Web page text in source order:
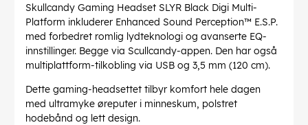
Skullcandy Gaming Headset SLYR Black Digi Multi-
Platform inkluderer Enhanced Sound Perception™ E.S.P.
med forbedret romlig lydteknologi og avanserte EQ-
innstillinger. Begge via Scullcandy-appen. Den har også
multiplattform-tilkobling via USB og 3,5 mm (120 cm).
Dette gaming-headsettet tilbyr komfort hele dagen
med ultramyke øreputer i minneskum, polstret
hodebånd og lett design.